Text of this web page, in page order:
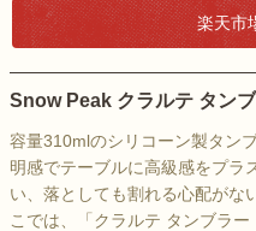
楽天市
Snow Peak クラルテ タン
容量310mlのシリコーン製タン
明感でテーブルに高級感をプラ
い、落としても割れる心配がな
こでは、「クラルテ タンブラ